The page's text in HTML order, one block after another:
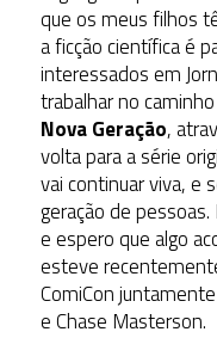
que os meus filhos
a ficção científica é
interessados em
trabalhar no
Nova Geração,
volta para a série
vai continuar viva, e
geração de
e espero que algo
esteve
ComiCon
e Chase Masterson.